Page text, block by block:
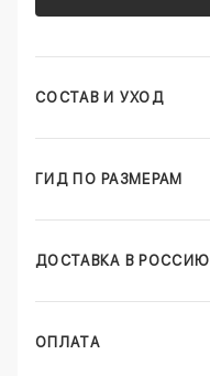
СОСТАВ И УХОД
ГИД ПО РАЗМЕРАМ
ДОСТАВКА В РОССИЮ
ОПЛАТА